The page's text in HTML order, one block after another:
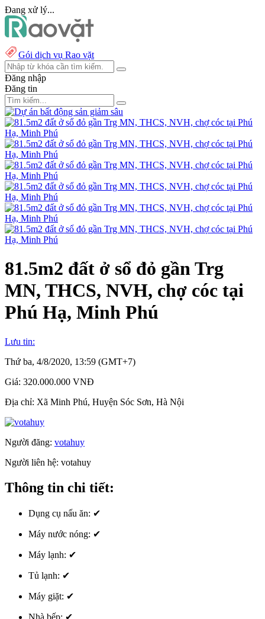
Đang xử lý...
Gói dịch vụ Rao vặt
Đăng nhập
Đăng tin
81.5m2 đất ở sổ đỏ gần Trg
MN, THCS, NVH, chợ cóc tại
Phú Hạ, Minh Phú
Lưu tin:
Thứ ba, 4/8/2020, 13:59 (GMT+7)
Giá: 320.000.000 VNĐ
Địa chỉ: Xã Minh Phú, Huyện Sóc Sơn, Hà Nội
Người đăng: votahuy
Người liên hệ: votahuy
Thông tin chi tiết:
Dụng cụ nấu ăn: ✔
Máy nước nóng: ✔
Máy lạnh: ✔
Tủ lạnh: ✔
Máy giặt: ✔
Nhà bếp: ✔